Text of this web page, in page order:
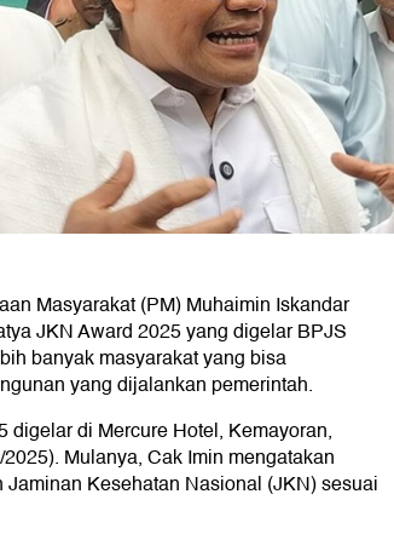
Masyarakat (PM) Muhaimin Iskandar
JKN Award 2025 yang digelar BPJS
banyak masyarakat yang bisa
yang dijalankan pemerintah.
digelar di Mercure Hotel, Kemayoran,
Mulanya, Cak Imin mengatakan
Kesehatan Nasional (JKN) sesuai